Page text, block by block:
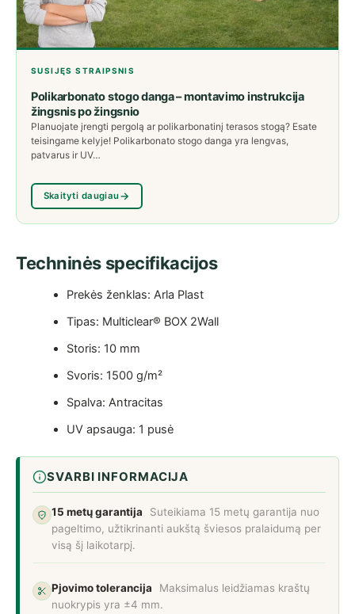
SUSIJĘS STRAIPSNIS
Polikarbonato stogo danga – montavimo instrukcija
žingsnis po žingsnio
Planuojate įrengti pergolą ar polikarbonatinį terasos stogą? Esate
teisingame kelyje! Polikarbonato stogo danga yra lengvas,
patvarus ir UV…
Skaityti daugiau
Techninės specifikacijos
Prekės ženklas: Arla Plast
Tipas: Multiclear® BOX 2Wall
Storis: 10 mm
Svoris: 1500 g/m²
Spalva: Antracitas
UV apsauga: 1 pusė
SVARBI INFORMACIJA
15 metų garantija
Suteikiama 15 metų garantija nuo
pageltimo, užtikrinanti aukštą šviesos pralaidumą per
visą šį laikotarpį.
Pjovimo tolerancija
Maksimalus leidžiamas kraštų
nuokrypis yra ±4 mm.